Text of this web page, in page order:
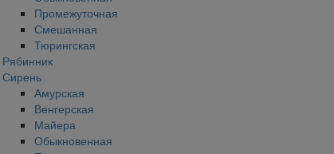
Промежуточная
Смешанная
Тюрингская
Рябинник
Сирень
Амурская
Венгерская
Майера
Обыкновенная